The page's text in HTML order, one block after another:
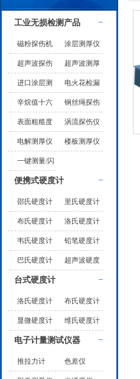
工业无损检测产品
磁粉探伤机 涂层测厚仪
超声波探伤
仪
超声波测厚
仪
进口涂层测
厚仪
电火花检漏
仪
辛烷值十六
烷值
钢丝绳探伤
仪
表面粗糙度
仪
涡流探伤仪
电解测厚仪 楼板测厚仪
一键测量/闪
测仪
便携式硬度计
邵氏硬度计 里氏硬度计
布氏硬度计 洛氏硬度计
韦氏硬度计 铅笔硬度计
巴氏硬度计 超声波硬度
台式硬度计
洛氏硬度计 布氏硬度计
显微硬度计 维氏硬度计
电子计量测试仪器
推拉力计 色差仪